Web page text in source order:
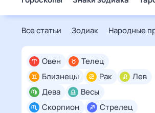
Все статьи Зодиак Народные
Овен
Телец
Близнецы
Рак
Лев
Дева
Весы
Скорпион
Стрелец